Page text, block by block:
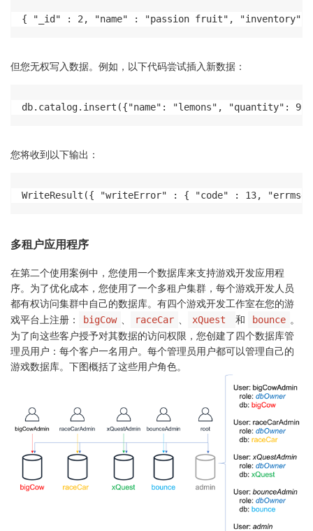
{ "_id" : 2, "name" : "passion fruit", "inventory"
但您无权写入数据。例如，以下代码尝试插入新数据：
db.catalog.insert({"name": "lemons", "quantity":
您将收到以下输出：
WriteResult({ "writeError" : { "code" : 13,
多租户应用程序
在第二个使用案例中，您使用一个数据库来支持游戏开发应用程
序。为了优化成本，您使用了一个多租户集群，每个游戏开发人员
都有权访问集群中自己的数据库。有四个游戏开发工作室在您的游
戏平台上注册：
bigCow raceCar xQuest 和 bounce 。
为了向这些客户授予对其数据的访问权限，您创建了四个数据库管
理员用户：每个客户一名用户。每个管理员用户都可以管理自己的
游戏数据库。下图概括了这些用户角色。